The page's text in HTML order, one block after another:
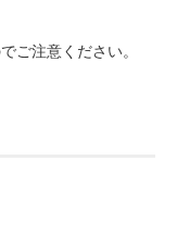
ご注意ください。